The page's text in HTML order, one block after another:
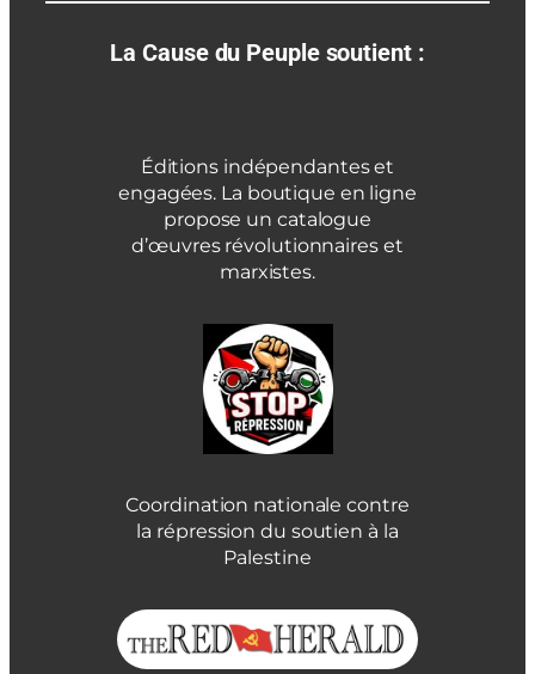
La Cause du Peuple soutient :
Éditions indépendantes et
engagées. La boutique en ligne
propose un catalogue
d’œuvres révolutionnaires et
marxistes.
Coordination nationale contre
la répression du soutien à la
Palestine